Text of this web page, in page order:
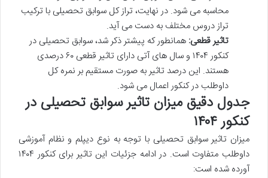
محاسبه می شود. در نهایت، تراز کل سوابق تحصیلی با ترکیب
تراز دروس مختلف به دست می آید.
تاثیر قطعی: همانطور که پیشتر ذکر شد، سوابق تحصیلی در
کنکور ۱۴۰۴ و سال های آتی دارای تاثیر قطعی ۶۰ درصدی
هستند. این درصد تاثیر به صورت مستقیم بر نمره کل
داوطلب در کنکور اعمال می شود.
جدول دقیق میزان تاثیر سوابق تحصیلی در
کنکور ۱۴۰۴
میزان تاثیر سوابق تحصیلی با توجه به نوع دیپلم و نظام آموزشی
داوطلب متفاوت است. در ادامه جزئیات این تاثیر برای کنکور ۱۴۰۴
آورده شده است: